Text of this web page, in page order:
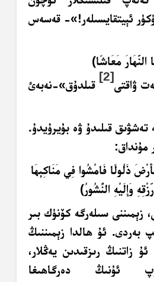
ئېيتقايسىلەر!»- قەسەس
ا النَّهَار معاشا﴾
ۋاقتى
[2]
قىلدۇق»-نەبەئ
تەشۋىق قىلىدۇ ۋە بۇيرۇيدۇ.
مۇنداق:
ذَلُولًا فَامْشُوا فِي مَنَاكِبِهَا
وَإِلَيْهِ النُّشُورُ﴾
زېمىننى سىلەرگە كۆنۈك بىر
بەردى. ئۇ ھالدا زېمىننىڭ
زاتنىڭ رىزقىدىن يەڭلار،
ئۇنىڭ دەرگاھىغا